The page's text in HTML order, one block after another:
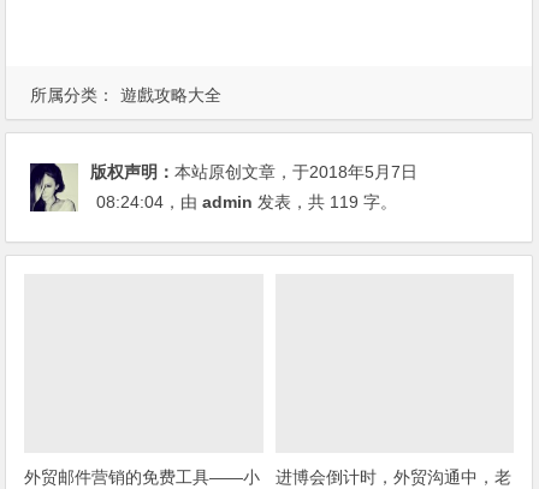
所属分类： 遊戲攻略大全
版权声明：本站原创文章，于2018年5月7日
08:24:04 ，由admin 发表，共 119 字。
外贸邮件营销的免费工具——小
进博会倒计时，外贸沟通中，老